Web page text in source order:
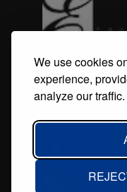
We use cookies
experience,
analyze our traffic.